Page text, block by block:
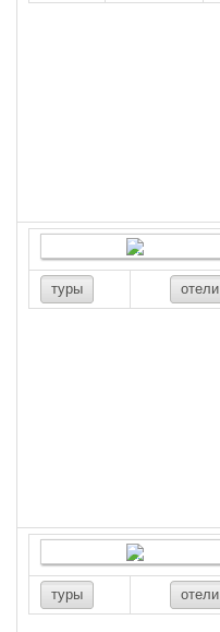
туры отели
туры отели